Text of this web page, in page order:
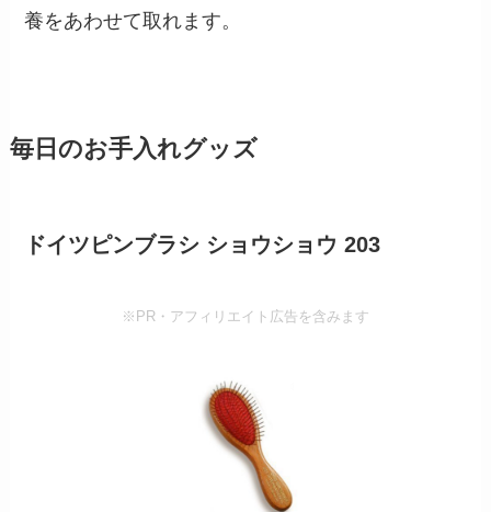
養をあわせて取れます。
毎日のお手入れグッズ
ドイツピンブラシ ショウショウ 203
※PR・アフィリエイト広告を含みます